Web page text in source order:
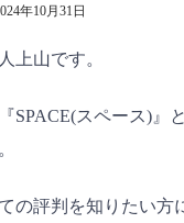
年10月31日
上山です。
SPACE(スペース)』
の評判を知りたい方